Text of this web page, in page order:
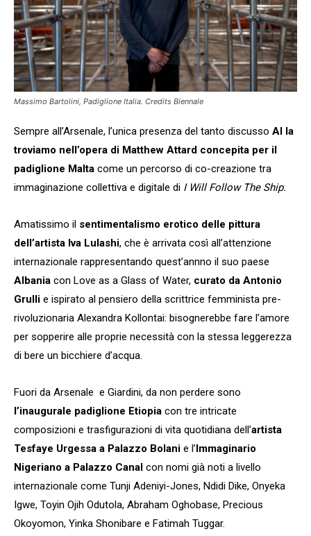
Massimo Bartolini, Padiglione Italia. Credits Biennale
Sempre all’Arsenale, l’unica presenza del tanto discusso AI la
troviamo nell’opera di Matthew Attard concepita per il
padiglione Malta come un percorso di co-creazione tra
immaginazione collettiva e digitale di I Will Follow The Ship.
Amatissimo il sentimentalismo erotico delle pittura
dell’artista Iva Lulashi, che è arrivata così all’attenzione
internazionale rappresentando quest’annno il suo paese
Albania con Love as a Glass of Water, curato da Antonio
Grulli e ispirato al pensiero della scrittrice femminista pre-
rivoluzionaria Alexandra Kollontai: bisognerebbe fare l’amore
per sopperire alle proprie necessità con la stessa leggerezza
di bere un bicchiere d’acqua.
Fuori da Arsenale e Giardini, da non perdere sono
l’inaugurale padiglione Etiopia con tre intricate
composizioni e trasfigurazioni di vita quotidiana dell’artista
Tesfaye Urgessa a Palazzo Bolani e l’Immaginario
Nigeriano a Palazzo Canal con nomi già noti a livello
internazionale come Tunji Adeniyi-Jones, Ndidi Dike, Onyeka
Igwe, Toyin Ojih Odutola, Abraham Oghobase, Precious
Okoyomon, Yinka Shonibare e Fatimah Tuggar.